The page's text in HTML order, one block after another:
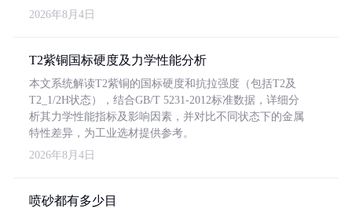
2026年8月4日
T2紫铜国标硬度及力学性能分析
本文系统解读T2紫铜的国标硬度和抗拉强度（包括T2及
T2_1/2H状态），结合GB/T 5231-2012标准数据，详细分
析其力学性能指标及影响因素，并对比不同状态下的金属
特性差异，为工业选材提供参考。
2026年8月4日
喷砂都有多少目